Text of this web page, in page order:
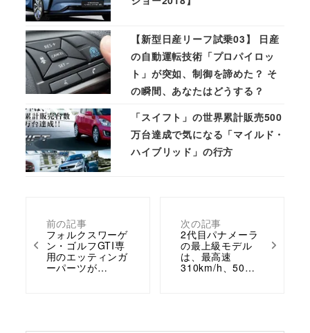
前の記事
フォルクスワーゲ
ン・ゴルフGTI専
用のエッティンガ
ーパーツが…
次の記事
2代目パナメーラ
の最上級モデル
は、最高速
310km/h、50…
【新型日産リーフ試乗03】 日産
の自動運転技術「プロパイロッ
ト」が突如、制御を諦めた？ そ
の瞬間、あなたはどうする？
「スイフト」の世界累計販売500
万台達成で気になる「マイルド・
ハイブリッド」の行方